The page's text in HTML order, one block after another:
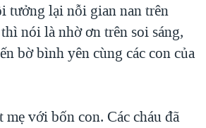
tưởng lại nỗi gian nan trên
nói là nhờ ơn trên soi sáng,
bờ bình yên cùng các con của
mẹ với bốn con. Các cháu đã